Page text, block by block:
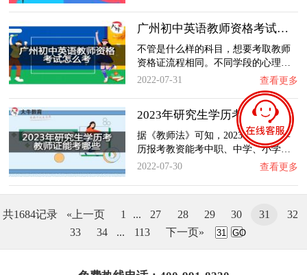
广州初中英语教师资格考试怎么考？
不管是什么样的科目，想要考取教师
资格证流程相同。不同学段的心理…
2022-07-31
查看更多
2023年研究生学历考教师证能考哪些？
据《教师法》可知，2023年研究生学
历报考教资能考中职、中学、小学…
2022-07-30
查看更多
共1684记录 «上一页 1 ... 27 28 29 30 31
32
33
34 ... 113 下一页» GO